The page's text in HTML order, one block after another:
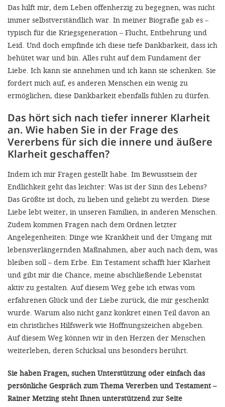
Das hilft mir, dem Leben offenherzig zu begegnen, was nicht
immer selbstverständlich war. In meiner Biografie gab es –
typisch für die Kriegsgeneration – Flucht, Entbehrung und
Leid. Und doch empfinde ich diese tiefe Dankbarkeit, dass ich
behütet war und bin. Alles ruht auf dem Fundament der
Liebe. Ich kann sie annehmen und ich kann sie schenken. Sie
fordert mich auf, es anderen Menschen ein wenig zu
ermöglichen, diese Dankbarkeit ebenfalls fühlen zu dürfen.
Das hört sich nach tiefer innerer Klarheit
an. Wie haben Sie in der Frage des
Vererbens für sich die innere und äußere
Klarheit geschaffen?
Indem ich mir Fragen gestellt habe. Im Bewusstsein der
Endlichkeit geht das leichter: Was ist der Sinn des Lebens?
Das Größte ist doch, zu lieben und geliebt zu werden. Diese
Liebe lebt weiter, in unseren Familien, in anderen Menschen.
Zudem kommen Fragen nach dem Ordnen letzter
Angelegenheiten: Dinge wie Krankheit und der Umgang mit
lebensverlängernden Maßnahmen, aber auch nach dem, was
bleiben soll – dem Erbe. Ein Testament schafft hier Klarheit
und gibt mir die Chance, meine abschließende Lebenstat
aktiv zu gestalten. Auf diesem Weg gebe ich etwas vom
erfahrenen Glück und der Liebe zurück, die mir geschenkt
wurde. Warum also nicht ganz konkret einen Teil davon an
ein christliches Hilfswerk wie Hoffnungszeichen abgeben.
Auf diesem Weg können wir in den Herzen der Menschen
weiterleben, deren Schicksal uns besonders berührt.
Sie haben Fragen, suchen Unterstützung oder einfach das
persönliche Gespräch zum Thema Vererben und Testament –
Rainer Metzing steht Ihnen unterstützend zur Seite